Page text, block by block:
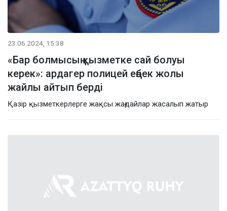
23.06.2024, 15:38
«Бар болмысың қызметке сай болуы
керек»: ардагер полицей еңбек жолы
жайлы айтып берді
Қазір қызметкерлерге жақсы жағдайлар жасалып жатыр